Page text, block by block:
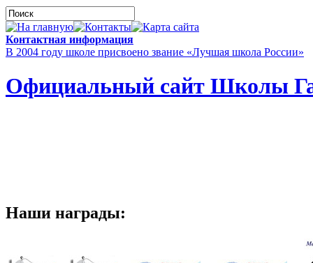
Контактная информация
В 2004 году школе присвоено звание «Лучшая школа России»
Официальный сайт Школы
Наши награды: